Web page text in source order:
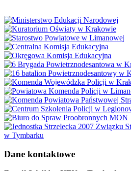
Dane kontaktowe